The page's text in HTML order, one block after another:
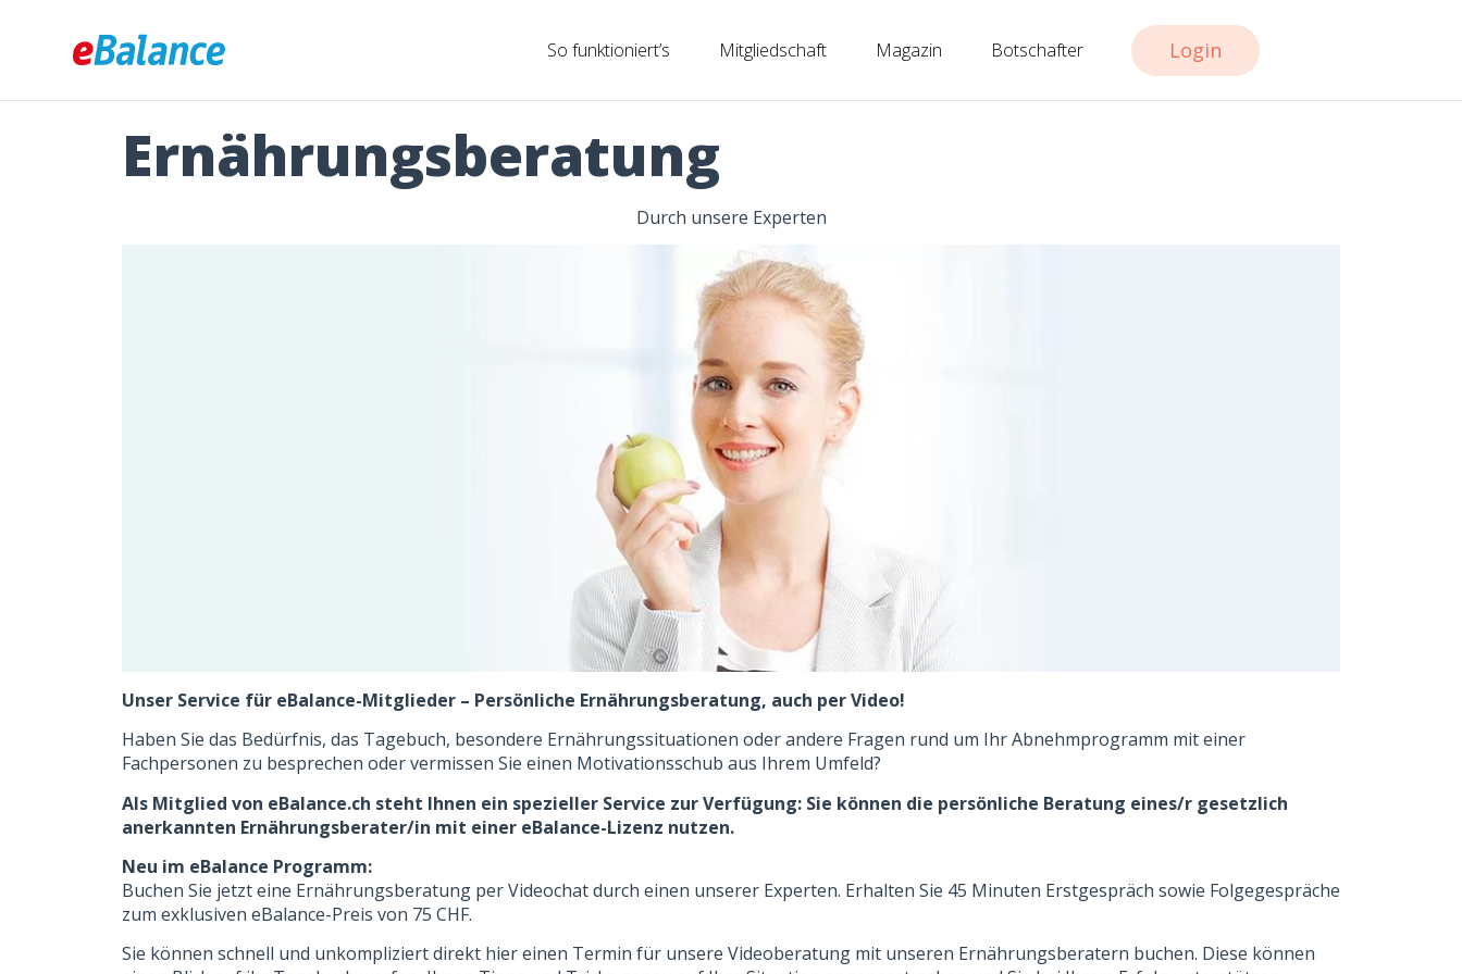
So funktioniert’s Mitgliedschaft Magazin Botschafter Login
Ernährungsberatung
Durch unsere Experten
Unser Service für eBalance-Mitglieder – Persönliche Ernährungsberatung, auch per Video!
Haben Sie das Bedürfnis, das Tagebuch, besondere Ernährungssituationen oder andere Fragen rund um Ihr Abnehmprogramm mit einer
Fachpersonen zu besprechen oder vermissen Sie einen Motivationsschub aus Ihrem Umfeld?
Als Mitglied von eBalance.ch steht Ihnen ein spezieller Service zur Verfügung: Sie können die persönliche Beratung eines/r gesetzlich
anerkannten Ernährungsberater/in mit einer eBalance-Lizenz nutzen.
Neu im eBalance Programm:
Buchen Sie jetzt eine Ernährungsberatung per Videochat durch einen unserer Experten. Erhalten Sie 45 Minuten Erstgespräch sowie Folgegespräche
zum exklusiven eBalance-Preis von 75 CHF.
Sie können schnell und unkompliziert direkt hier einen Termin für unsere Videoberatung mit unseren Ernährungsberatern buchen. Diese können